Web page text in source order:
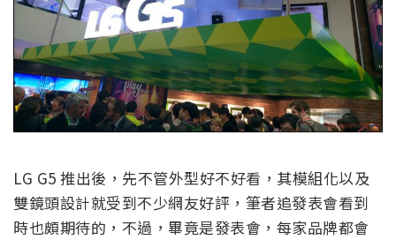
LG G5 推出後，先不管外型好不好看，其模組化以及
雙鏡頭設計就受到不少網友好評，筆者追發表會看到
時也頗期待的，不過，畢竟是發表會，每家品牌都會